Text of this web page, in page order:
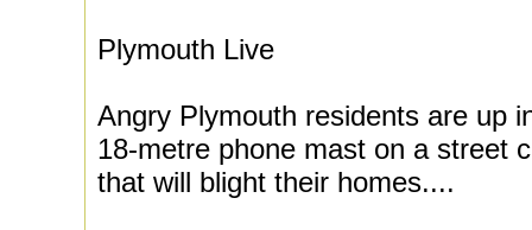
Plymouth Live
Angry Plymouth residents are up
18-metre phone mast on a street
that will blight their homes....